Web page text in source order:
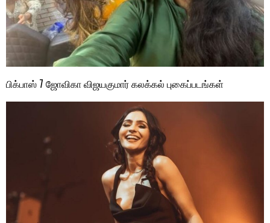
பிக்பாஸ் 7 ஜோவிகா விஜயகுமார் கலக்கல் புகைப்படங்கள்